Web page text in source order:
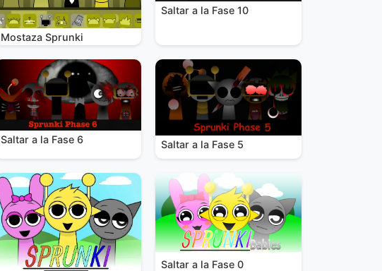
Mostaza Sprunki
Saltar a la Fase 10
Saltar a la Fase 6 Saltar a la Fase 5
Saltar a la Fase 0